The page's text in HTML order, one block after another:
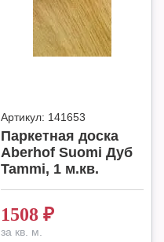
Артикул: 141653
Паркетная доска
Aberhof Suomi Дуб
Tammi, 1 м.кв.
1508 ₽
за кв. м.